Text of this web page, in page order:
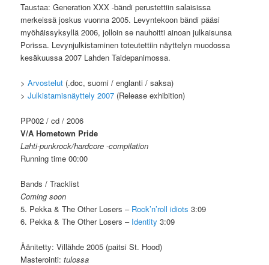
Taustaa: Generation XXX -bändi perustettiin salaisissa
merkeissä joskus vuonna 2005. Levyntekoon bändi pääsi
myöhäissyksyllä 2006, jolloin se nauhoitti ainoan julkaisunsa
Porissa. Levynjulkistaminen toteutettiin näyttelyn muodossa
kesäkuussa 2007 Lahden Taidepanimossa.
>Arvostelut (.doc, suomi / englanti / saksa)
>Julkistamisnäyttely 2007 (Release exhibition)
PP002 / cd / 2006
V/A Hometown Pride
Lahti-punkrock/hardcore -compilation
Running time 00:00
Bands / Tracklist
Coming soon
5. Pekka & The Other Losers – Rock’n’roll idiots 3:09
6. Pekka & The Other Losers – Identity 3:09
Äänitetty: Villähde 2005 (paitsi St. Hood)
Masterointi:tulossa